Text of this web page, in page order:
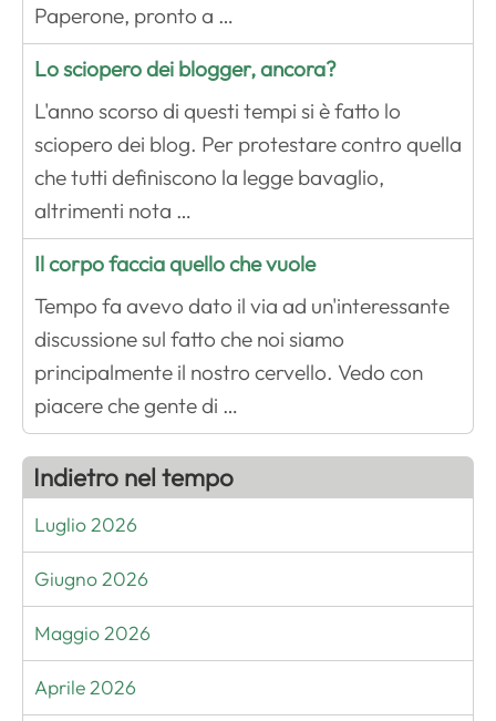
Paperone, pronto a …
Lo sciopero dei blogger, ancora?
L'anno scorso di questi tempi si è fatto lo
sciopero dei blog. Per protestare contro quella
che tutti definiscono la legge bavaglio,
altrimenti nota …
Il corpo faccia quello che vuole
Tempo fa avevo dato il via ad un'interessante
discussione sul fatto che noi siamo
principalmente il nostro cervello. Vedo con
piacere che gente di …
Indietro nel tempo
Luglio 2026
Giugno 2026
Maggio 2026
Aprile 2026